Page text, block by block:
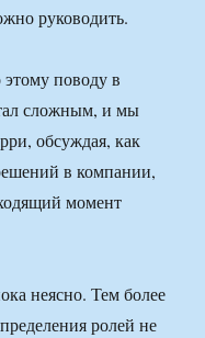
руководить.
поводу в
сложным, и мы
обсуждая, как
в компании,
момент
неясно. Тем более
ролей не